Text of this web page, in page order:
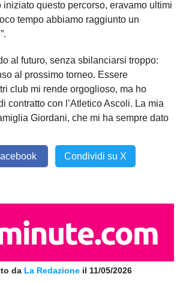
questo percorso, eravamo ultimi
tempo abbiamo raggiunto un
al futuro, senza sbilanciarsi troppo:
al prossimo torneo. Essere
club mi rende orgoglioso, ma ho
contratto con l’Atletico Ascoli. La mia
Giordani, che mi ha sempre dato
Condividi su X
da La Redazione il 11/05/2026